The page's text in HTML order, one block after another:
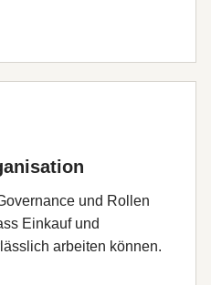
und Rollen
Einkauf und
arbeiten können.